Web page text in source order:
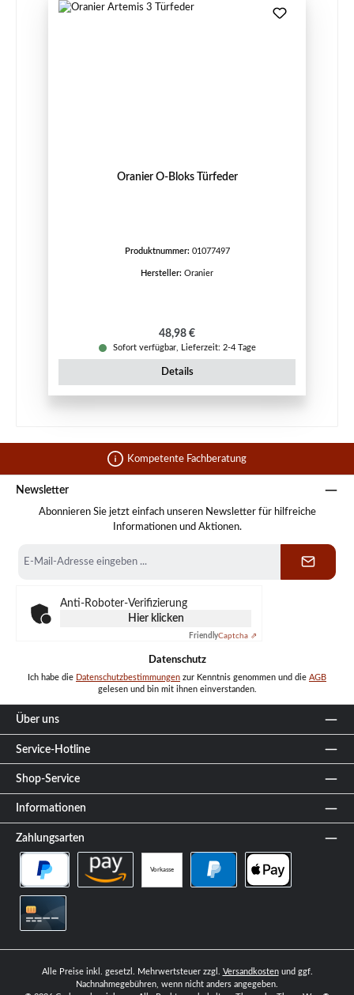
Oranier O-Bloks Türfeder
Produktnummer: 01077497
Hersteller: Oranier
Regulärer Preis:
48,98 €
Sofort verfügbar, Lieferzeit: 2-4 Tage
Details
Kompetente Fachberatung
Newsletter
Abonnieren Sie jetzt einfach unseren Newsletter für hilfreiche
Informationen und Aktionen.
Mail-
Anti-Roboter-Verifizierung
Hier klicken
FriendlyCaptcha ⇗
Datenschutz
Ich habe die Datenschutzbestimmungen zur Kenntnis genommen und die AGB
gelesen und bin mit ihnen einverstanden.
Über uns
Service-Hotline
Shop-Service
Informationen
Zahlungsarten
Vorkasse
PayPal Später Bezahlen
Alle Preise inkl. gesetzl. Mehrwertsteuer zzgl. Versandkostenund ggf.
Nachnahmegebühren, wenn nicht anders angegeben.